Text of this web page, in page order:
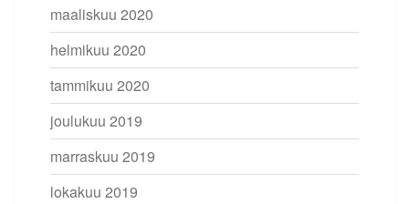
maaliskuu 2020
helmikuu 2020
tammikuu 2020
joulukuu 2019
marraskuu 2019
lokakuu 2019